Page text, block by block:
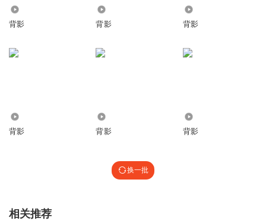
背影 背影 背影
背影 背影 背影
换一批
相关推荐